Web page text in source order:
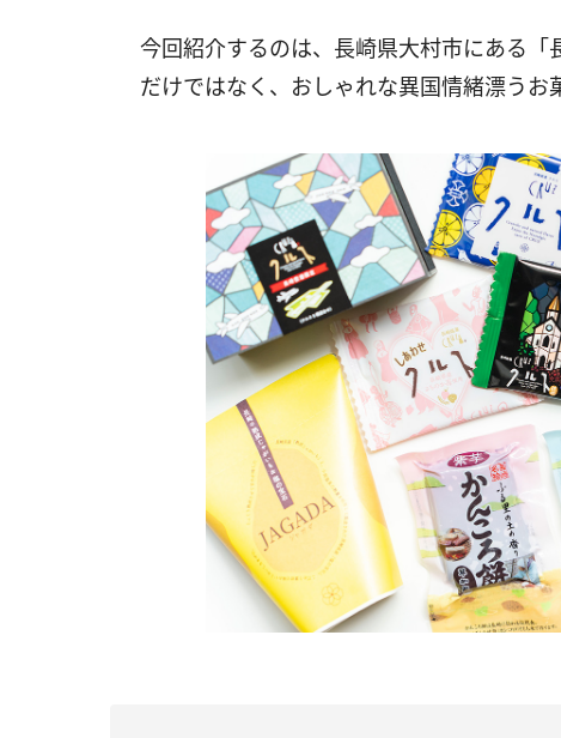
今回紹介するのは、長崎県大村市にある「
だけではなく、 おしゃれな異国情緒漂うお